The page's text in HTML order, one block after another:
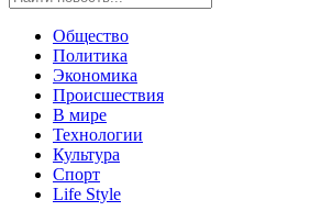
Общество
Политика
Экономика
Происшествия
В мире
Технологии
Культура
Спорт
Life Style